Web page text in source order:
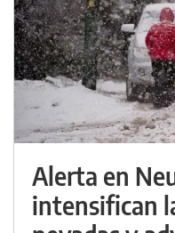
Alerta en
intensifican